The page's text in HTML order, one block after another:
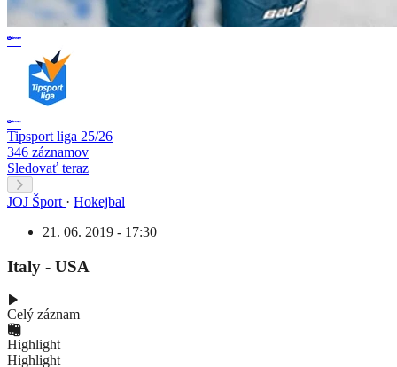
Tipsport liga 25/26
346 záznamov
Sledovať teraz
JOJ Šport · Hokejbal
21. 06. 2019 - 17:30
Italy - USA
Celý záznam
Highlight
Highlight